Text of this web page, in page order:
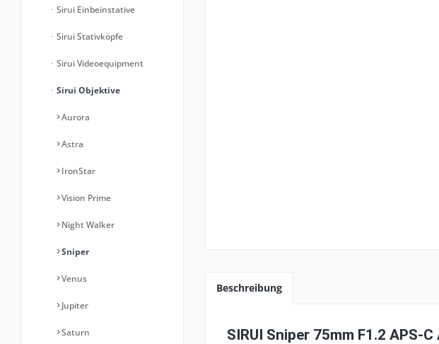
Sirui Einbeinstative
Sirui Stativköpfe
Sirui Videoequipment
Sirui Objektive
Aurora
Astra
IronStar
Vision Prime
Night Walker
Sniper
Venus
Jupiter
Saturn
Beschreibung
SIRUI Sniper 75mm F1.2